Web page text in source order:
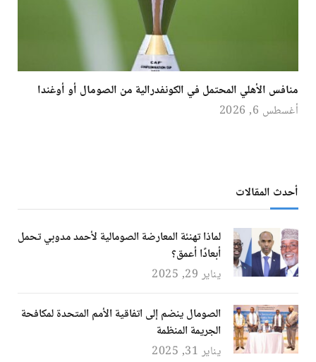
منافس الأهلي المحتمل في الكونفدرالية من الصومال أو أوغندا
أغسطس 6, 2026
أحدث المقالات
لماذا تهنئة المعارضة الصومالية لأحمد مدوبي تحمل
أبعادًا أعمق؟
يناير 29, 2025
الصومال ينضم إلى اتفاقية الأمم المتحدة لمكافحة
الجريمة المنظمة
يناير 31, 2025